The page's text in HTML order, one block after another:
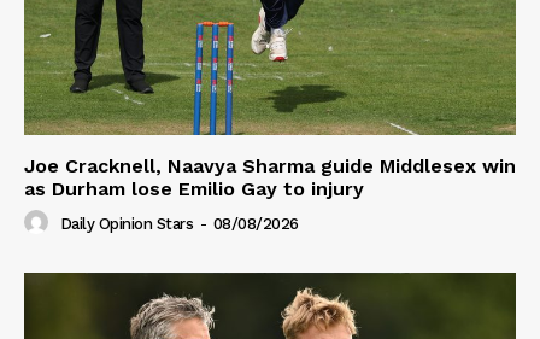
Joe Cracknell, Naavya Sharma guide Middlesex win
as Durham lose Emilio Gay to injury
Daily Opinion Stars - 08/08/2026